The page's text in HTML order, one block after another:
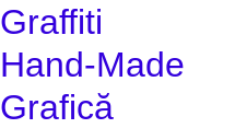
Graffiti
Hand-Made
Grafică